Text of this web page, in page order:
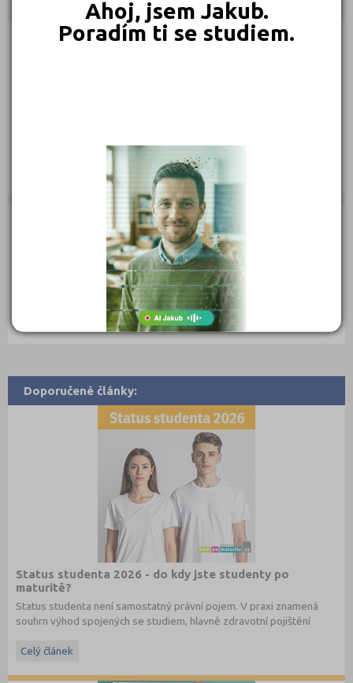
Ahoj, jsem Jakub.
Poradím ti se studiem.
Výhled 11, 55204 Chvalkovice (Mapa)
Zobrazení detailu tento měsíc: 0,
Doporučené články:
Status studenta 2026 - do kdy jste studenty po
maturitě?
Status studenta není samostatný právní pojem. V praxi znamená
souhrn výhod spojených se studiem, hlavně zdravotní pojištění
Celý článek